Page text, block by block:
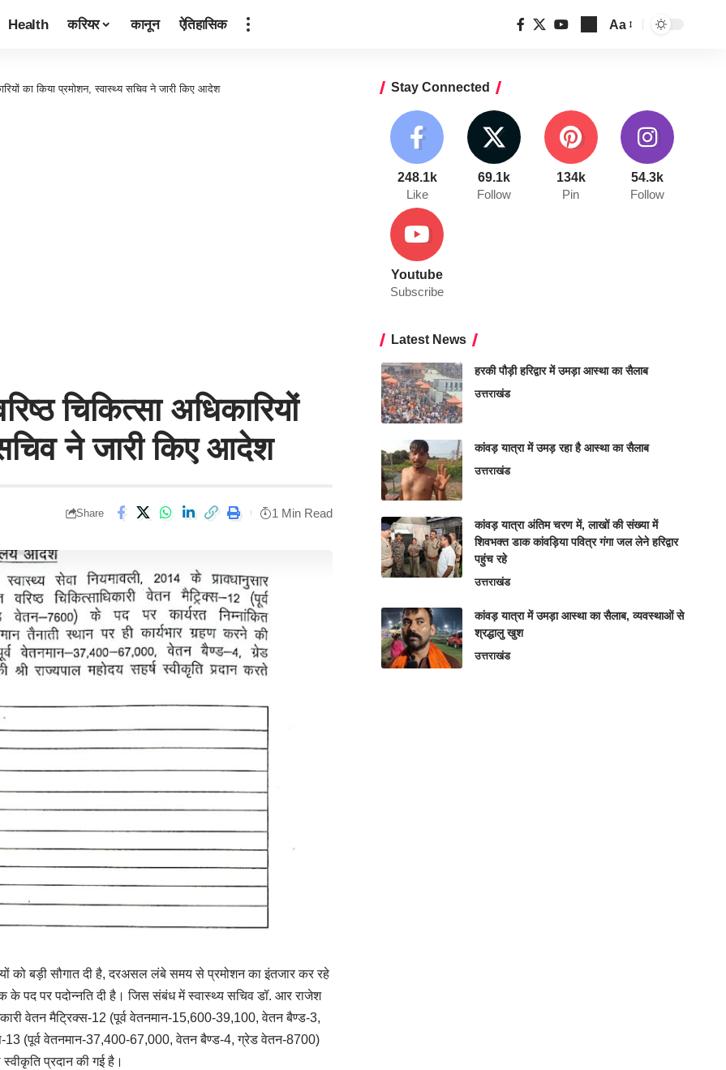
Health करियर कानून ऐतिहासिक Aa
का किया प्रमोशन, स्वास्थ्य सचिव ने जारी किए आदेश
चिकित्सा अधिकारियों
ने जारी किए आदेश
Share 1 Min Read
को बड़ी सौगात दी है, दरअसल लंबे समय से प्रमोशन का इंतजार कर रहे
के पद पर पदोन्नति दी है। जिस संबंध में स्वास्थ्य सचिव डॉ. आर राजेश
वेतन मैट्रिक्स-12 (पूर्व वेतनमान-15,600-39,100, वेतन बैण्ड-3,
(पूर्व वेतनमान-37,400-67,000, वेतन बैण्ड-4, ग्रेड वेतन-8700)
स्वीकृति प्रदान की गई है।
Stay Connected
248.1k
Like
69.1k
Follow
134k
Pin
54.3k
Follow
Youtube
Subscribe
Latest News
हरकी पौड़ी हरिद्वार में उमड़ा आस्था का सैलाब
उत्तराखंड
कांवड़ यात्रा में उमड़ रहा है आस्था का सैलाब
उत्तराखंड
कांवड़ यात्रा अंतिम चरण में, लाखों की संख्या में
शिवभक्त डाक कांवड़िया पवित्र गंगा जल लेने हरिद्वार
पहुंच रहे
उत्तराखंड
कांवड़ यात्रा में उमड़ा आस्था का सैलाब, व्यवस्थाओं से
श्रद्धालु खुश
उत्तराखंड